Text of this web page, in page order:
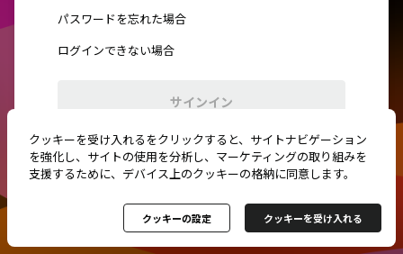
パスワードを忘れた場合
ログインできない場合
サインイン
初めてご利用ですか？新規登録
クッキーを受け入れるをクリックすると、サイトナビゲーション
を強化し、サイトの使用を分析し、マーケティングの取り組みを
支援するために、デバイス上のクッキーの格納に同意します。
クッキーの設定 クッキーを受け入れる